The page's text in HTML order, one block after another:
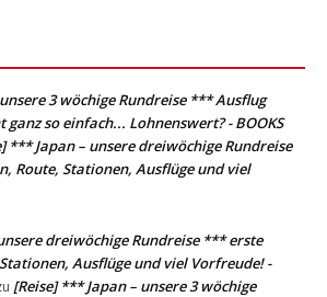
3 wöchige Rundreise *** Ausflug
so einfach... Lohnenswert? - BOOKS
*** Japan – unsere dreiwöchige Rundreise
Route, Stationen, Ausflüge und viel
dreiwöchige Rundreise *** erste
Ausflüge und viel Vorfreude! -
[Reise] *** Japan – unsere 3 wöchige